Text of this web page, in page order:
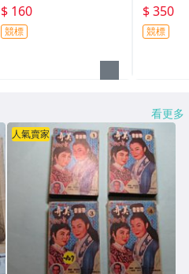
$ 160
競標
$ 350
競標
看更多
人氣賣家